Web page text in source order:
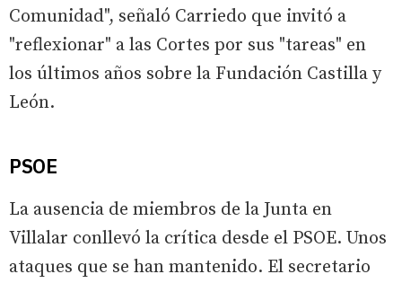
Comunidad", señaló Carriedo que invitó a
"reflexionar" a las Cortes por sus "tareas" en
los últimos años sobre la Fundación Castilla y
León.
PSOE
La ausencia de miembros de la Junta en
Villalar conllevó la crítica desde el PSOE. Unos
ataques que se han mantenido. El secretario